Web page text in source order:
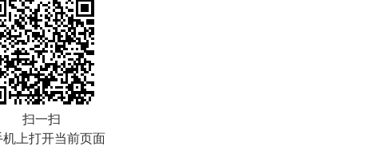
扫一扫
机上打开当前页面